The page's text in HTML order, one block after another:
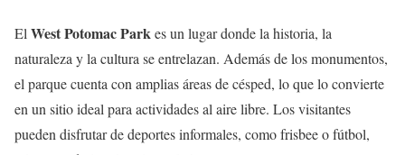
El West Potomac Park es un lugar donde la historia, la
naturaleza y la cultura se entrelazan. Además de los monumentos,
el parque cuenta con amplias áreas de césped, lo que lo convierte
en un sitio ideal para actividades al aire libre. Los visitantes
pueden disfrutar de deportes informales, como frisbee o fútbol,